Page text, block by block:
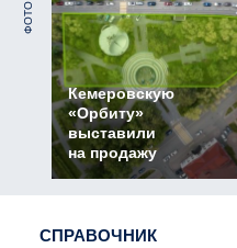
ФОТО
Кемеровскую
«Орбиту»
выставили
на продажу
СПРАВОЧНИК